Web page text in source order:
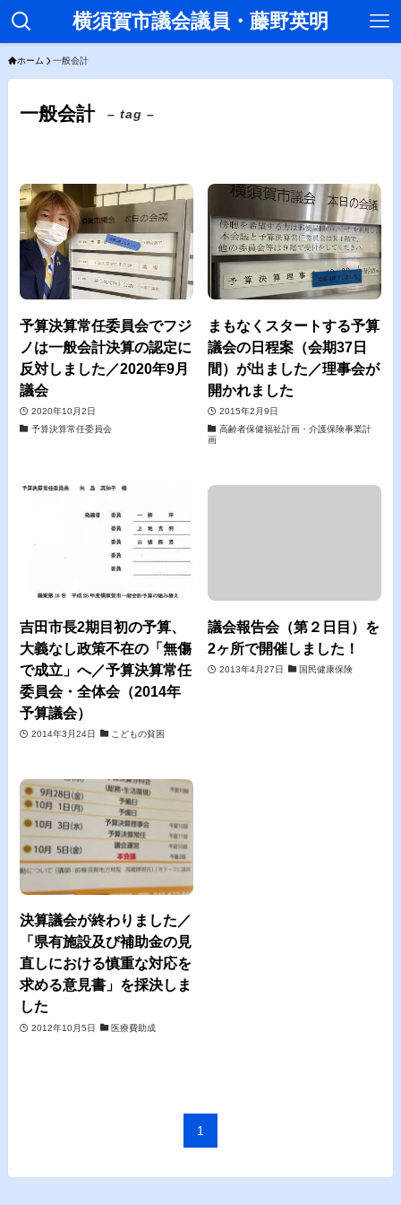
横須賀市議会議員・藤野英明
ホーム 一般会計
一般会計 – tag –
予算決算常任委員会でフジ
ノは一般会計決算の認定に
反対しました／2020年9月
議会
2020年10月2日
予算決算常任委員会
まもなくスタートする予算
議会の日程案（会期37日
間）が出ました／理事会が
開かれました
2015年2月9日
高齢者保健福祉計画・介護保険事業計
画
吉田市長2期目初の予算、
大義なし政策不在の「無傷
で成立」へ／予算決算常任
委員会・全体会（2014年
予算議会）
2014年3月24日 こどもの貧困
議会報告会（第２日目）を
2ヶ所で開催しました！
2013年4月27日 国民健康保険
決算議会が終わりました／
「県有施設及び補助金の見
直しにおける慎重な対応を
求める意見書」を採決しま
した
2012年10月5日 医療費助成
1